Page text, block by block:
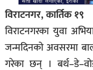
विराटनगर, कार्तिक १९
विराटनगरका युवा
जन्मदिनको अवसरमा
गरेका छन् ।